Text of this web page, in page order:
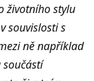
životního stylu
souvislosti s
ně například